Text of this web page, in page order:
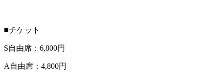
■チケット
S自由席：6,800円
A自由席：4,800円